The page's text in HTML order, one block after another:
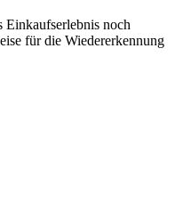
Einkaufserlebnis noch
für die Wiedererkennung